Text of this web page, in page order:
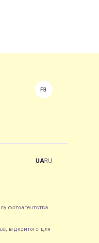
FB
UARU
фотоагентства
відкритого для